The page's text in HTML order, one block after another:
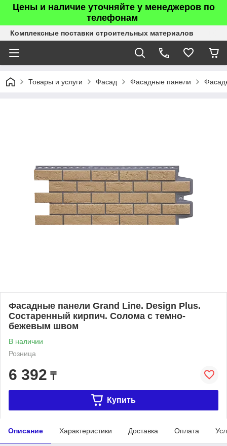
Цены и наличие уточняйте у менеджеров по
телефонам
Комплексные поставки строительных материалов
Товары и услуги Фасад Фасадные панели
Фасадные панели Grand Line. Design Plus.
Состаренный кирпич. Солома с темно-
бежевым швом
В наличии
Розница
6 392 ₸
Купить
Описание Характеристики Доставка Оплата